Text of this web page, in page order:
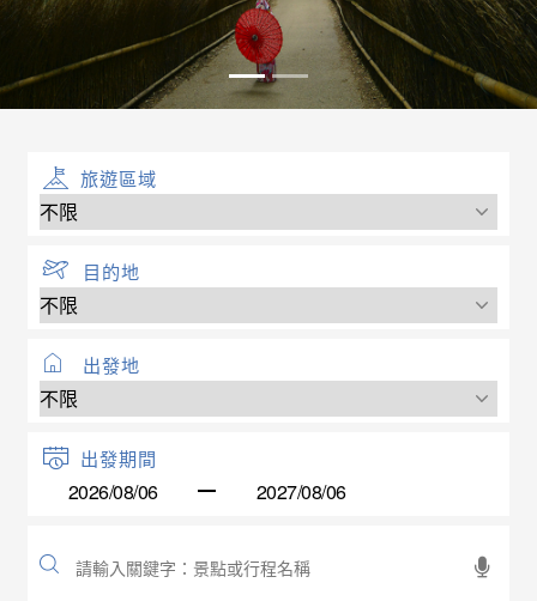
旅遊區域
目的地
出發地
出發期間